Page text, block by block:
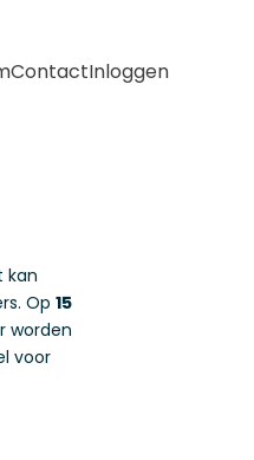
ContactInloggen
kan
Op 15
worden
voor